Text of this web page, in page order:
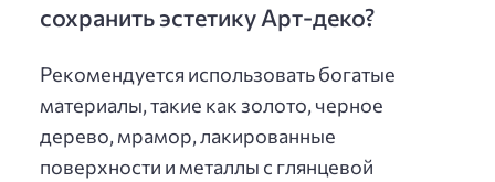
сохранить эстетику Арт-деко?
Рекомендуется использовать богатые
материалы, такие как золото, черное
дерево, мрамор, лакированные
поверхности и металлы с глянцевой